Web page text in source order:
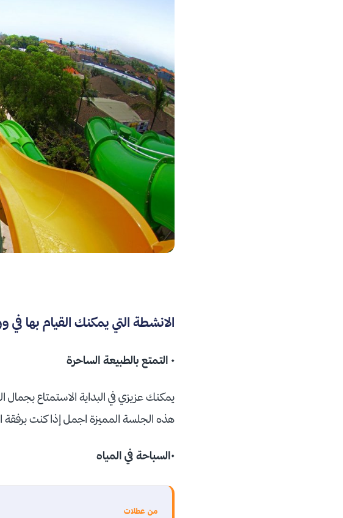
الانشطة التي يمكنك القيام بها في
• التمتع بالطبيعة الساحرة
يمكنك عزيزي في البداية الاستمتاع
هذه الجلسة المميزة اجمل إذا كنت برفقة
•السباحة في المياه
من عطلات